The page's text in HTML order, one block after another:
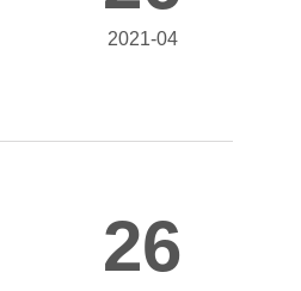
2021-04
26